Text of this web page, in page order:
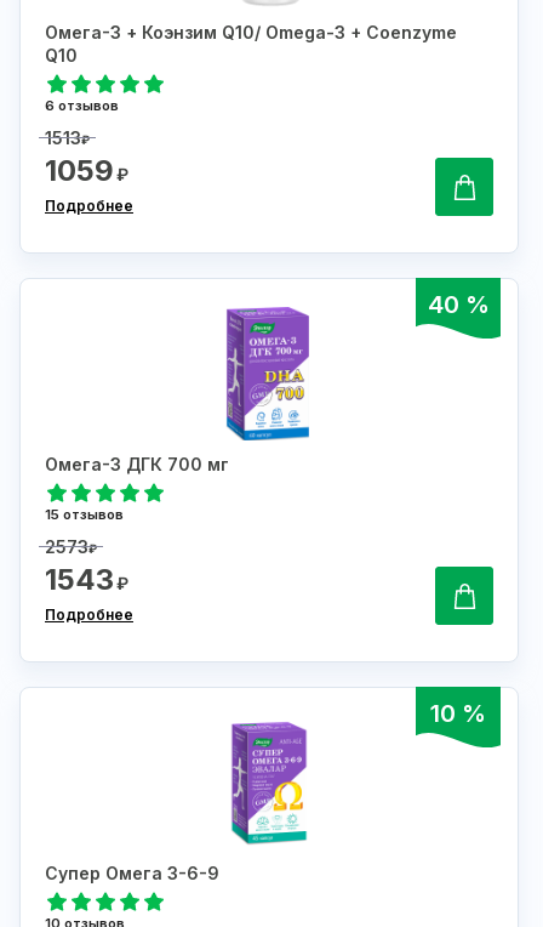
Омега-3 + Коэнзим Q10/ Omega-3 + Coenzyme
Q10
6 отзывов
1513₽
1059₽
Подробнее
40 %
Омега-3 ДГК 700 мг
15 отзывов
2573₽
1543₽
Подробнее
10 %
Супер Омега 3-6-9
10 отзывов